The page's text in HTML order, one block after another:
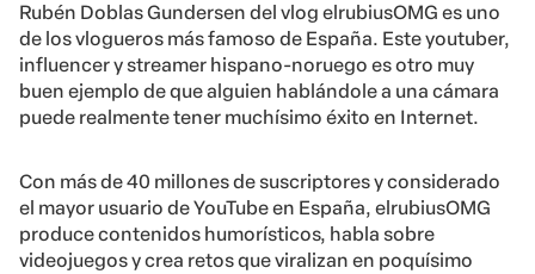
Rubén Doblas Gundersen del vlog elrubiusOMG es uno
de los vlogueros más famoso de España. Este youtuber,
influencer y streamer hispano-noruego es otro muy
buen ejemplo de que alguien hablándole a una cámara
puede realmente tener muchísimo éxito en Internet.
Con más de 40 millones de suscriptores y considerado
el mayor usuario de YouTube en España, elrubiusOMG
produce contenidos humorísticos, habla sobre
videojuegos y crea retos que viralizan en poquísimo